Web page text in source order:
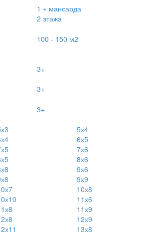
1 + мансарда
2 этажа
100 - 150 м2
3+
3+
3+
5х4
6х5
7х6
8х6
9х6
9х9
10х8
11х6
11х9
12х9
13х8